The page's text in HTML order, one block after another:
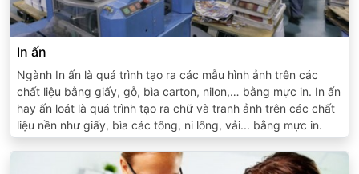
In ấn
Ngành In ấn là quá trình tạo ra các mẫu hình ảnh trên các
chất liệu bằng giấy, gỗ, bìa carton, nilon,… bằng mực in. In ấn
hay ấn loát là quá trình tạo ra chữ và tranh ảnh trên các chất
liệu nền như giấy, bìa các tông, ni lông, vải... bằng mực in.